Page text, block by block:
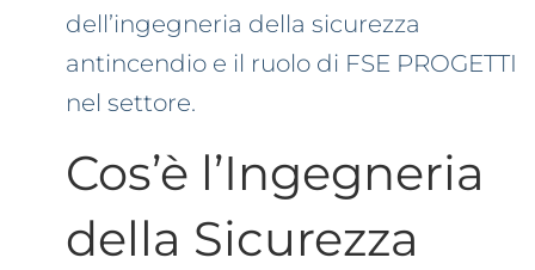
dell’ingegneria della sicurezza
antincendio e il ruolo di FSE PROGETTI
nel settore.
Cos’è l’Ingegneria
della Sicurezza